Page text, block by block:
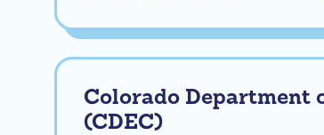
Colorado Department
(CDEC)